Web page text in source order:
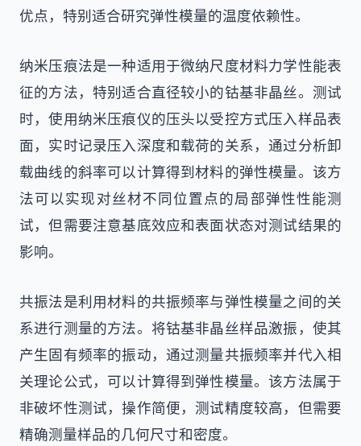
优点，特别适合研究弹性模量的温度依赖性。
纳米压痕法是一种适用于微纳尺度材料力学性能表
征的方法，特别适合直径较小的钴基非晶丝。测试
时，使用纳米压痕仪的压头以受控方式压入样品表
面，实时记录压入深度和载荷的关系，通过分析卸
载曲线的斜率可以计算得到材料的弹性模量。该方
法可以实现对丝材不同位置点的局部弹性性能测
试，但需要注意基底效应和表面状态对测试结果的
影响。
共振法是利用材料的共振频率与弹性模量之间的关
系进行测量的方法。将钴基非晶丝样品激振，使其
产生固有频率的振动，通过测量共振频率并代入相
关理论公式，可以计算得到弹性模量。该方法属于
非破坏性测试，操作简便，测试精度较高，但需要
精确测量样品的几何尺寸和密度。